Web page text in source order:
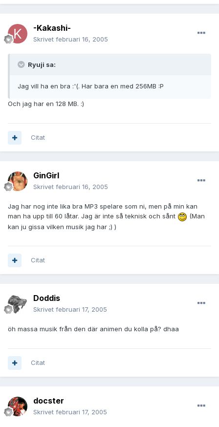
-Kakashi-
Skrivet februari 16, 2005
Ryuji sa:
Jag vill ha en bra :'(. Har bara en med 256MB :P
Och jag har en 128 MB. :)
Citat
GinGirl
Skrivet februari 16, 2005
Jag har nog inte lika bra MP3 spelare som ni, men på min kan
man ha upp till 60 låtar. Jag är inte så teknisk och sånt
(Man
kan ju gissa vilken musik jag har ;) )
Citat
Doddis
Skrivet februari 17, 2005
öh massa musik från den där animen du kolla på? dhaa
Citat
docster
Skrivet februari 17, 2005